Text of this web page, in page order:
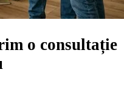
o consultație